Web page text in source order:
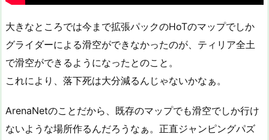
大きなところでは今まで拡張パックのHoTのマップでしか
グライダーによる滑空ができなかったのが、ティリア全土
で滑空ができるようになったとのこと。
これにより、落下死は大分減るんじゃないかなぁ。
ArenaNetのことだから、既存のマップでも滑空でしか行け
ないような場所作るんだろうなぁ。正直ジャンピングパズ